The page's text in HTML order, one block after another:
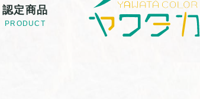
認定商品
PRODUCT